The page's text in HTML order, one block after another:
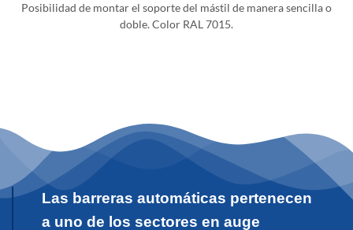
Posibilidad de montar el soporte del mástil de manera sencilla o
doble. Color RAL 7015.
Las barreras automáticas pertenecen
a uno de los sectores en auge